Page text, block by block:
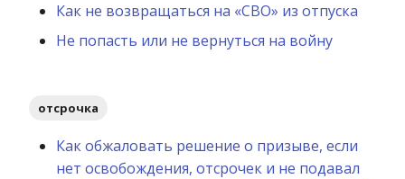
Как не возвращаться на «СВО» из отпуска
Не попасть или не вернуться на войну
отсрочка
Как обжаловать решение о призыве, если
нет освобождения, отсрочек и не подавал